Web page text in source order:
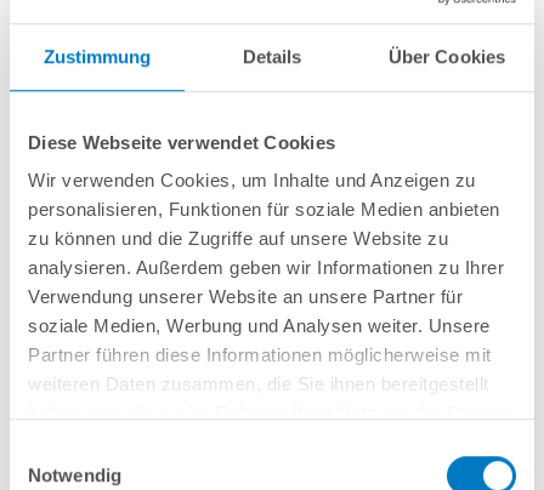
Zustimmung Details Über Cookies
Diese Webseite verwendet Cookies
Wir verwenden Cookies, um Inhalte und Anzeigen zu
personalisieren, Funktionen für soziale Medien anbieten
zu können und die Zugriffe auf unsere Website zu
analysieren. Außerdem geben wir Informationen zu Ihrer
Verwendung unserer Website an unsere Partner für
soziale Medien, Werbung und Analysen weiter. Unsere
Partner führen diese Informationen möglicherweise mit
weiteren Daten zusammen, die Sie ihnen bereitgestellt
Notwendig
Poolwasser pflegen: Grundwissen für mehr
Badespaß
Poolpflege
Für gemütliches Schwimmen, Erfrischen und Plantschen
im Pool ist kristallklares Wasser besonders einladend.
Allerdings ist das Vergnügen erst dann wirklich ungetrübt,